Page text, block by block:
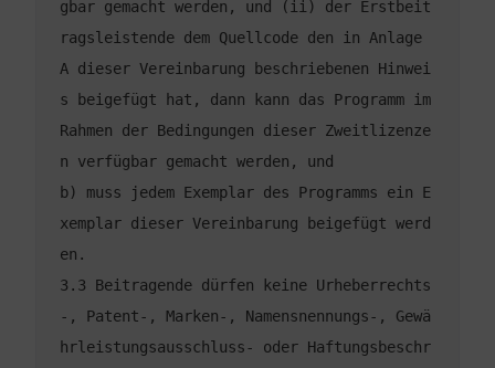
gbar gemacht werden, und (ii) der Erstbeit
ragsleistende dem Quellcode den in Anlage
A dieser Vereinbarung beschriebenen Hinwei
s beigefügt hat, dann kann das Programm im
Rahmen der Bedingungen dieser Zweitlizenze
b) muss jedem Exemplar des Programms ein E
xemplar dieser Vereinbarung beigefügt werd
3.3 Beitragende dürfen keine Urheberrechts
-, Patent-, Marken-, Namensnennungs-, Gewä
hrleistungsausschluss- oder Haftungsbeschr